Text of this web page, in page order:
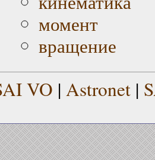
момент
вращение
VO | Astronet |